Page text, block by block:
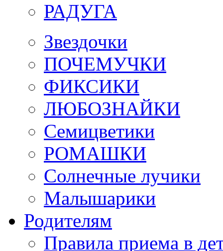
РАДУГА
Звездочки
ПОЧЕМУЧКИ
ФИКСИКИ
ЛЮБОЗНАЙКИ
Семицветики
РОМАШКИ
Солнечные лучики
Малышарики
Родителям
Правила приема в